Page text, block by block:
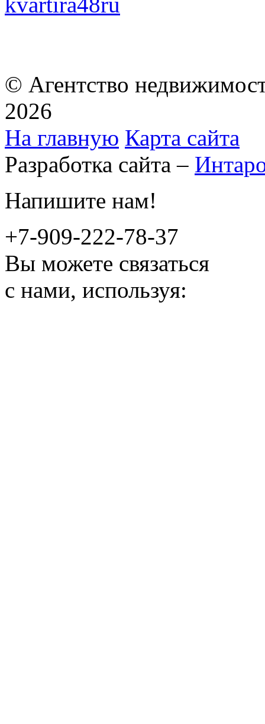
© Агентство
2026
На главную Карта сайта
Разработка сайта –
Напишите нам!
+7-909-222-78-37
Вы можете связаться
с нами, используя: